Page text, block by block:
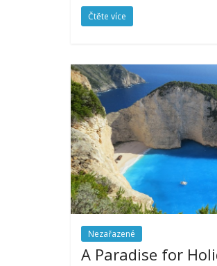
Čtěte více
Nezařazené
A Paradise for